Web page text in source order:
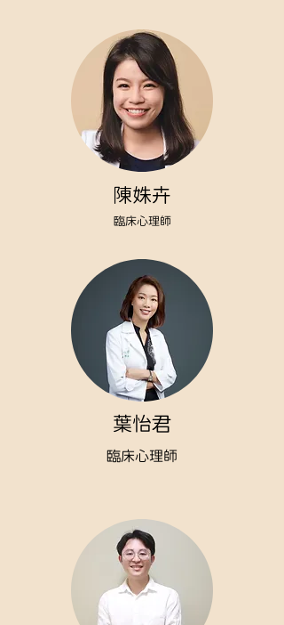
陳姝卉
臨床心理師
葉怡君
臨床心理師